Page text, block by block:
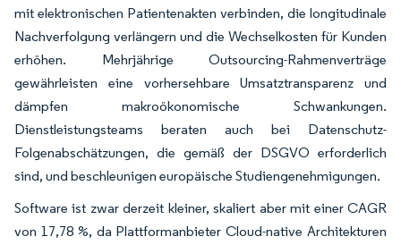
mit elektronischen Patientenakten verbinden, die longitudinale
Nachverfolgung verlängern und die Wechselkosten für Kunden
erhöhen. Mehrjährige Outsourcing-Rahmenverträge
gewährleisten eine vorhersehbare Umsatztransparenz und
dämpfen makroökonomische Schwankungen.
Dienstleistungsteams beraten auch bei Datenschutz-
Folgenabschätzungen, die gemäß der DSGVO erforderlich
sind, und beschleunigen europäische Studiengenehmigungen.
Software ist zwar derzeit kleiner, skaliert aber mit einer CAGR
von 17,78 %, da Plattformanbieter Cloud-native Architekturen